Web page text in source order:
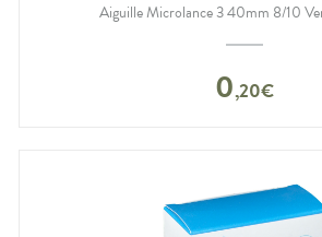
Aiguille Microlance 3 40mm 8/10
0,20€